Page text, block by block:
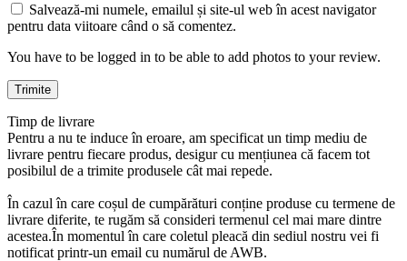
Salvează-mi numele, emailul și site-ul web în acest navigator
pentru data viitoare când o să comentez.
You have to be logged in to be able to add photos to your review.
Timp de livrare
Pentru a nu te induce în eroare, am specificat un timp mediu de
livrare pentru fiecare produs, desigur cu mențiunea că facem tot
posibilul de a trimite produsele cât mai repede.
În cazul în care coșul de cumpărături conține produse cu termene de
livrare diferite, te rugăm să consideri termenul cel mai mare dintre
acestea.În momentul în care coletul pleacă din sediul nostru vei fi
notificat printr-un email cu numărul de AWB.